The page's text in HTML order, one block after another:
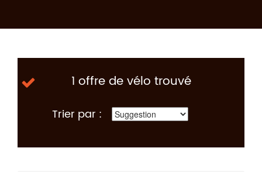
1 offre de vélo trouvé
Trier par :